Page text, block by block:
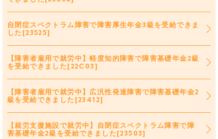
自閉症スペクトラム障害で障害厚生年金3級を受給できま
した[23525]
【障害者雇用で就労中】軽度知的障害で障害基礎年金2級
を受給できました[22C03]
【障害者雇用で就労中】広汎性発達障害で障害基礎年金2
級を受給できました[23412]
【就労支援施設で就労中】自閉症スペクトラム障害で障
害基礎年金2級を受給できました[23503]